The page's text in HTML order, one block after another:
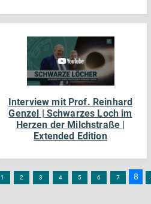
Interview mit Prof. Reinhard
Genzel | Schwarzes Loch im
Herzen der Milchstraße |
Extended Edition
1 2 3 4 5 6 7 8